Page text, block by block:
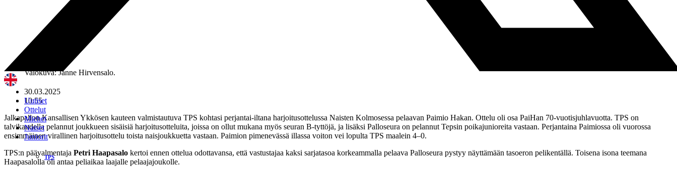
Uutiset
Ottelut
Miehet
Naiset
Juniorit
TPS
Valokuva: Janne Hirvensalo.
30.03.2025
10:55
Jalkapallon Kansallisen Ykkösen kauteen valmistautuva TPS kohtasi perjantai-iltana harjoitusottelussa Naisten Kolmosessa pelaavan Paimio Hakan. Ottelu oli osa PaiHan 70-vuotisjuhlavuotta. TPS on
talvikaudella pelannut joukkueen sisäisiä harjoitusotteluita, joissa on ollut mukana myös seuran B-tyttöjä, ja lisäksi Palloseura on pelannut Tepsin poikajunioreita vastaan. Perjantaina Paimiossa oli vuorossa
ensimmäinen virallinen harjoitusottelu toista naisjoukkuetta vastaan. Paimion pimenevässä illassa voiton vei lopulta TPS maalein 4–0.
TPS:n päävalmentaja Petri Haapasalo kertoi ennen ottelua odottavansa, että vastustajaa kaksi sarjatasoa korkeammalla pelaava Palloseura pystyy näyttämään tasoeron pelikentällä. Toisena isona teemana
Haapasalolla oli antaa peliaikaa laajalle pelaajajoukolle.